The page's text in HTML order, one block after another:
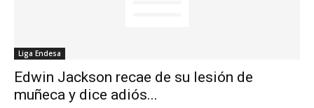
Liga Endesa
Edwin Jackson recae de su lesión de
muñeca y dice adiós...